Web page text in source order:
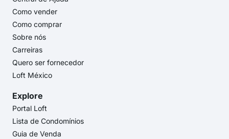
Como vender
Como comprar
Sobre nós
Carreiras
Quero ser fornecedor
Loft México
Explore
Portal Loft
Lista de Condomínios
Guia de Venda